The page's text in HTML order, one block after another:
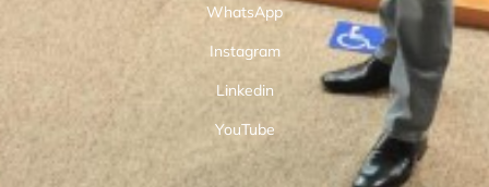
WhatsApp
Instagram
Linkedin
YouTube